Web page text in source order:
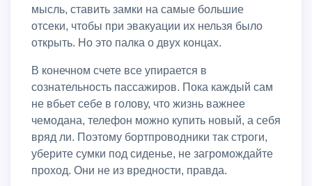
мысль, ставить замки на самые большие
отсеки, чтобы при эвакуации их нельзя было
открыть. Но это палка о двух концах.
В конечном счете все упирается в
сознательность пассажиров. Пока каждый сам
не вбьет себе в голову, что жизнь важнее
чемодана, телефон можно купить новый, а себя
вряд ли. Поэтому бортпроводники так строги,
уберите сумки под сиденье, не загромождайте
проход. Они не из вредности, правда.